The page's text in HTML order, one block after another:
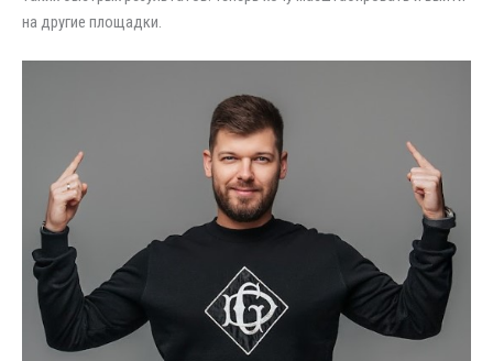
на другие площадки.